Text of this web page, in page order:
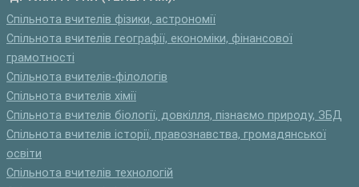
Спільнота вчителів фізики, астрономії
Спільнота вчителів географії, економіки, фінансової
грамотності
Спільнота вчителів-філологів
Спільнота вчителів хімії
Спільнота вчителів біології, довкілля, пізнаємо природу, ЗБД
Спільнота вчителів історії, правознавства, громадянської
освіти
Спільнота вчителів технологій